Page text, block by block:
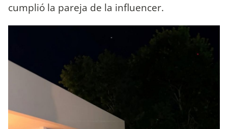
cumplió la pareja de la influencer.